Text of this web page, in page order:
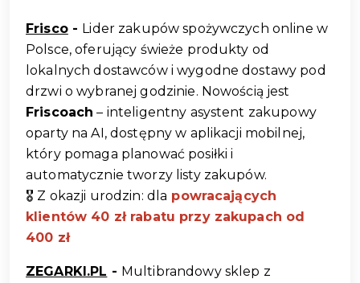
Frisco - Lider zakupów spożywczych online w
Polsce, oferujący świeże produkty od
lokalnych dostawców i wygodne dostawy pod
Friscoach – inteligentny asystent zakupowy
oparty na AI, dostępny w aplikacji mobilnej,
który pomaga planować posiłki i
automatycznie tworzy listy zakupów.
🎖️ Z okazji urodzin: dla powracających
klientów 40 zł rabatu przy zakupach od
400 zł
ZEGARKI.PL - Multibrandowy sklep z